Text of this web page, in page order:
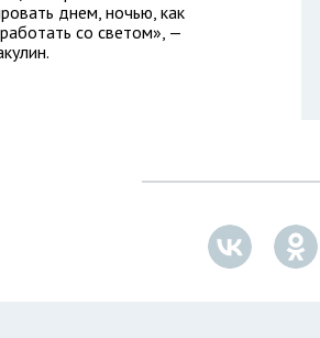
днем, ночью, как
со светом», —